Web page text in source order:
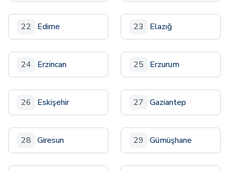
22 Edirne 23 Elazığ
24 Erzincan 25 Erzurum
26 Eskişehir 27 Gaziantep
28 Giresun 29 Gümüşhane